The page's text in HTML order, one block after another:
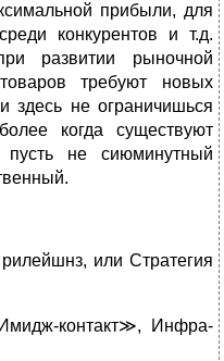
прибыли, для
конкурентов и т.д.
развитии рыночной
требуют новых
здесь не ограничишься
когда существуют
не сиюминутный
или Стратегия
контакт≫, Инфра-